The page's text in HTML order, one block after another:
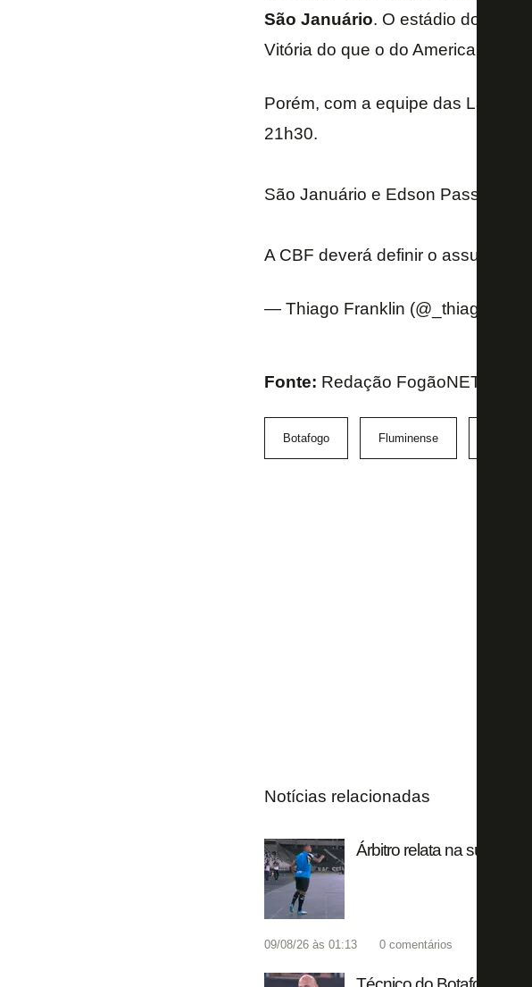
São Januário. O estádio do
Vitória do que o do America. A
Porém, com a equipe das
21h30.
São Januário e Edson Passos são
A CBF deverá definir o assunto
— Thiago Franklin
Fonte: Redação FogãoNET e
Botafogo Fluminense
Notícias relacionadas
Árbitro relata na súmula
09/08/26 às 01:13 0 comentários